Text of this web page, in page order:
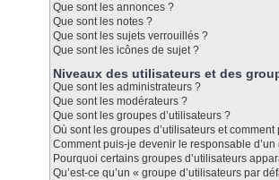
Que sont les annonces ?
Que sont les notes ?
Que sont les sujets verrouillés ?
Que sont les icônes de sujet ?
Niveaux des utilisateurs et des
Que sont les administrateurs ?
Que sont les modérateurs ?
Que sont les groupes d’utilisateurs ?
Où sont les groupes d’utilisateurs et
Comment puis-je devenir le responsable d’un
Pourquoi certains groupes d’utilisateurs
Qu’est-ce qu’un « groupe d’utilisateurs par